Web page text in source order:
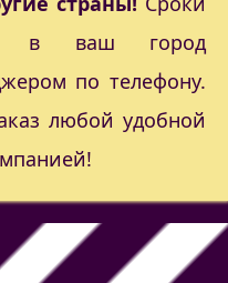
в ваш город
по телефону.
любой удобной